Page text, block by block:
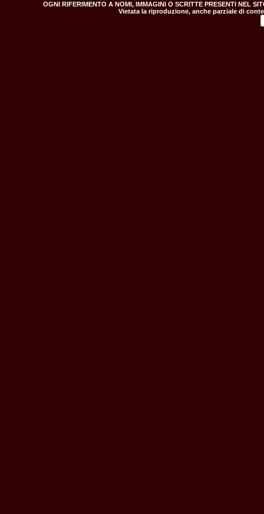
OGNI RIFERIMENTO A NOMI, IMMAGINI O SCRITTE PRESENTI NEL
Vietata la riproduzione, anche parziale di